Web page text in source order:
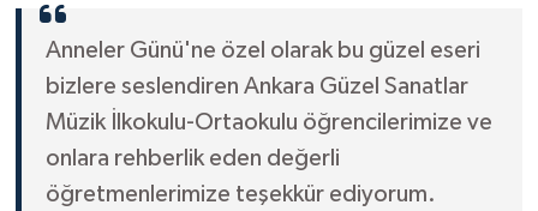
Anneler Günü'ne özel olarak bu güzel eseri
bizlere seslendiren Ankara Güzel Sanatlar
Müzik İlkokulu-Ortaokulu öğrencilerimize ve
onlara rehberlik eden değerli
öğretmenlerimize teşekkür ediyorum.